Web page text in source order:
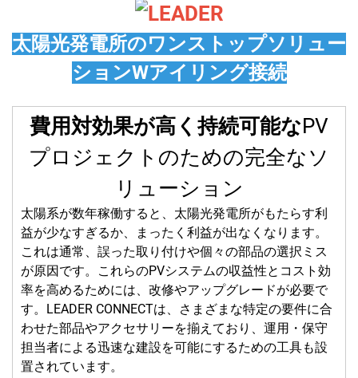
太陽光発電所のワンストップソリュー
ションWアイリング接続
費用対効果が高く持続可能なPV
プロジェクトのための完全なソ
リューション
太陽系が数年稼働すると、太陽光発電所がもたらす利
益が少なすぎるか、まったく利益が出なくなります。
これは通常、誤った取り付けや個々の部品の選択ミス
が原因です。これらのPVシステムの収益性とコスト効
率を高めるためには、改修やアップグレードが必要で
す。LEADER CONNECTは、さまざまな特定の要件に合
わせた部品やアクセサリーを揃えており、運用・保守
担当者による迅速な建設を可能にするための工具も設
置されています。